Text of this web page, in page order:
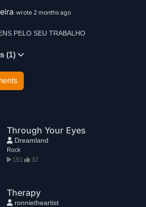
wrote 2 months ago
PELO SEU TRABALHO
(1)
Through Your Eyes
Dreamland
Rock
151
32
Therapy
ronnietheartist